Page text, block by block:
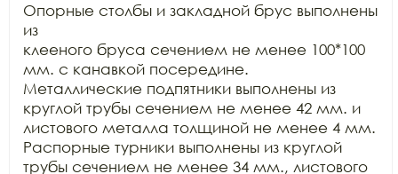
Опорные столбы и закладной брус выполнены
из
клееного бруса сечением не менее 100*100
мм. с канавкой посередине.
Металлические подпятники выполнены из
круглой трубы сечением не менее 42 мм. и
листового металла толщиной не менее 4 мм.
Распорные турники выполнены из круглой
трубы сечением не менее 34 мм., листового